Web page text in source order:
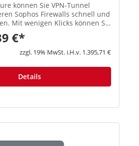
können Sie VPN-Tunnel
Sophos Firewalls schnell und
Mit wenigen Klicks können Sie
eine Hub-and-Spoke-
Infrastrukturen
Central...
€*
zzgl. 19% MwSt. i.H.v. 1.395,71 €
Details